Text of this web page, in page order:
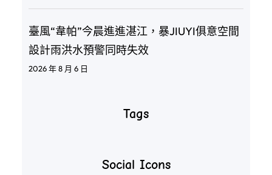
臺風“韋帕”今晨進進湛江，暴JIUYI俱意空間
設計雨洪水預警同時失效
2026 年 8 月 6 日
Tags
Social Icons